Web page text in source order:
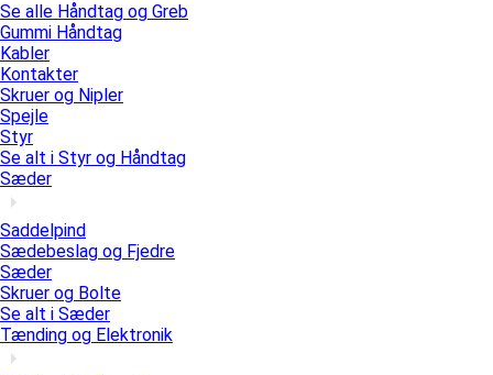
Se alle Håndtag og Greb
Gummi Håndtag
Kabler
Kontakter
Skruer og Nipler
Spejle
Styr
Se alt i Styr og Håndtag
Sæder
Saddelpind
Sædebeslag og Fjedre
Sæder
Skruer og Bolte
Se alt i Sæder
Tænding og Elektronik